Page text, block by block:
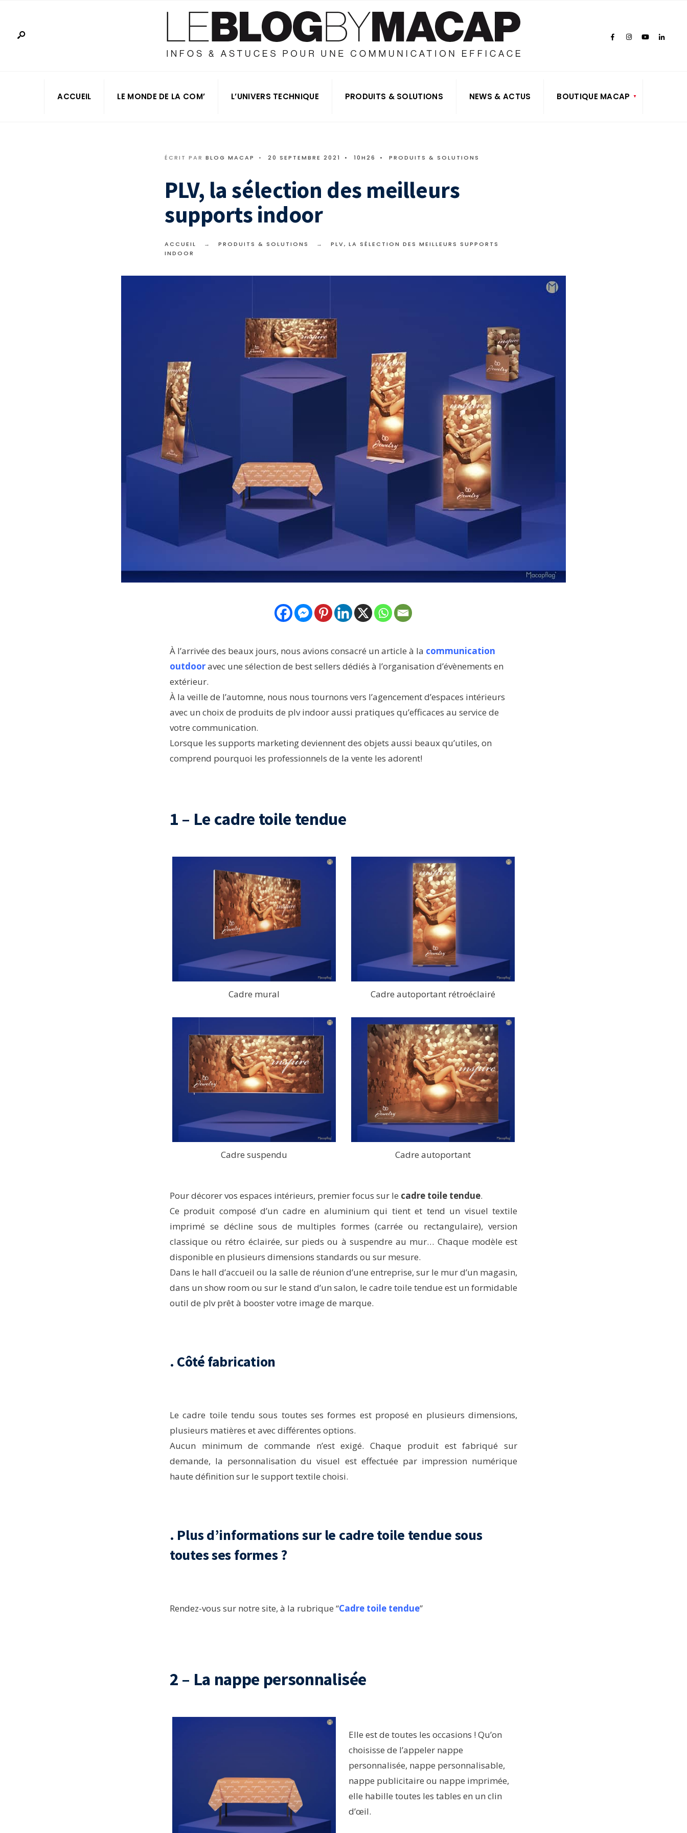
ACCUEIL LE MONDE DE LA COM’ L’UNIVERS TECHNIQUE PRODUITS & SOLUTIONS NEWS & ACTUS BOUTIQUE MACAP
ÉCRIT PAR BLOG MACAP • 20 SEPTEMBRE 2021 • 10H26 • PRODUITS & SOLUTIONS
PLV, la sélection des meilleurs
supports indoor
ACCUEIL PRODUITS & SOLUTIONS
PLV, LA SÉLECTION DES MEILLEURS SUPPORTS
INDOOR
À l’arrivée des beaux jours, nous avions consacré un article à la communication
outdooravec une sélection de best sellers dédiés à l’organisation d’évènements en
extérieur.
À la veille de l’automne, nous nous tournons vers l’agencement d’espaces intérieurs
avec un choix de produits de plv indoor aussi pratiques qu’efficaces au service de
votre communication.
Lorsque les supports marketing deviennent des objets aussi beaux qu’utiles, on
comprend pourquoi les professionnels de la vente les adorent!
1 – Le cadre toile tendue
Cadre mural Cadre autoportant rétroéclairé
Cadre suspendu Cadre autoportant
Pour décorer vos espaces intérieurs, premier focus sur le cadre toile tendue.
Ce produit composé d’un cadre en aluminium qui tient et tend un visuel textile
imprimé se décline sous de multiples formes (carrée ou rectangulaire), version
classique ou rétro éclairée, sur pieds ou à suspendre au mur… Chaque modèle est
disponible en plusieurs dimensions standards ou sur mesure.
Dans le hall d’accueil ou la salle de réunion d’une entreprise, sur le mur d’un magasin,
dans un show room ou sur le stand d’un salon, le cadre toile tendue est un formidable
outil de plv prêt à booster votre image de marque.
. Côté fabrication
Le cadre toile tendu sous toutes ses formes est proposé en plusieurs dimensions,
plusieurs matières et avec différentes options.
Aucun minimum de commande n’est exigé. Chaque produit est fabriqué sur
demande, la personnalisation du visuel est effectuée par impression numérique
haute définition sur le support textile choisi.
. Plus d’informations sur le cadre toile tendue sous
toutes ses formes ?
Rendez-vous sur notre site, à la rubrique “Cadre toile tendue”
2 – La nappe personnalisée
Elle est de toutes les occasions ! Qu’on
choisisse de l’appeler nappe
personnalisée, nappe personnalisable,
nappe publicitaire ou nappe imprimée,
elle habille toutes les tables en un clin
d’œil.